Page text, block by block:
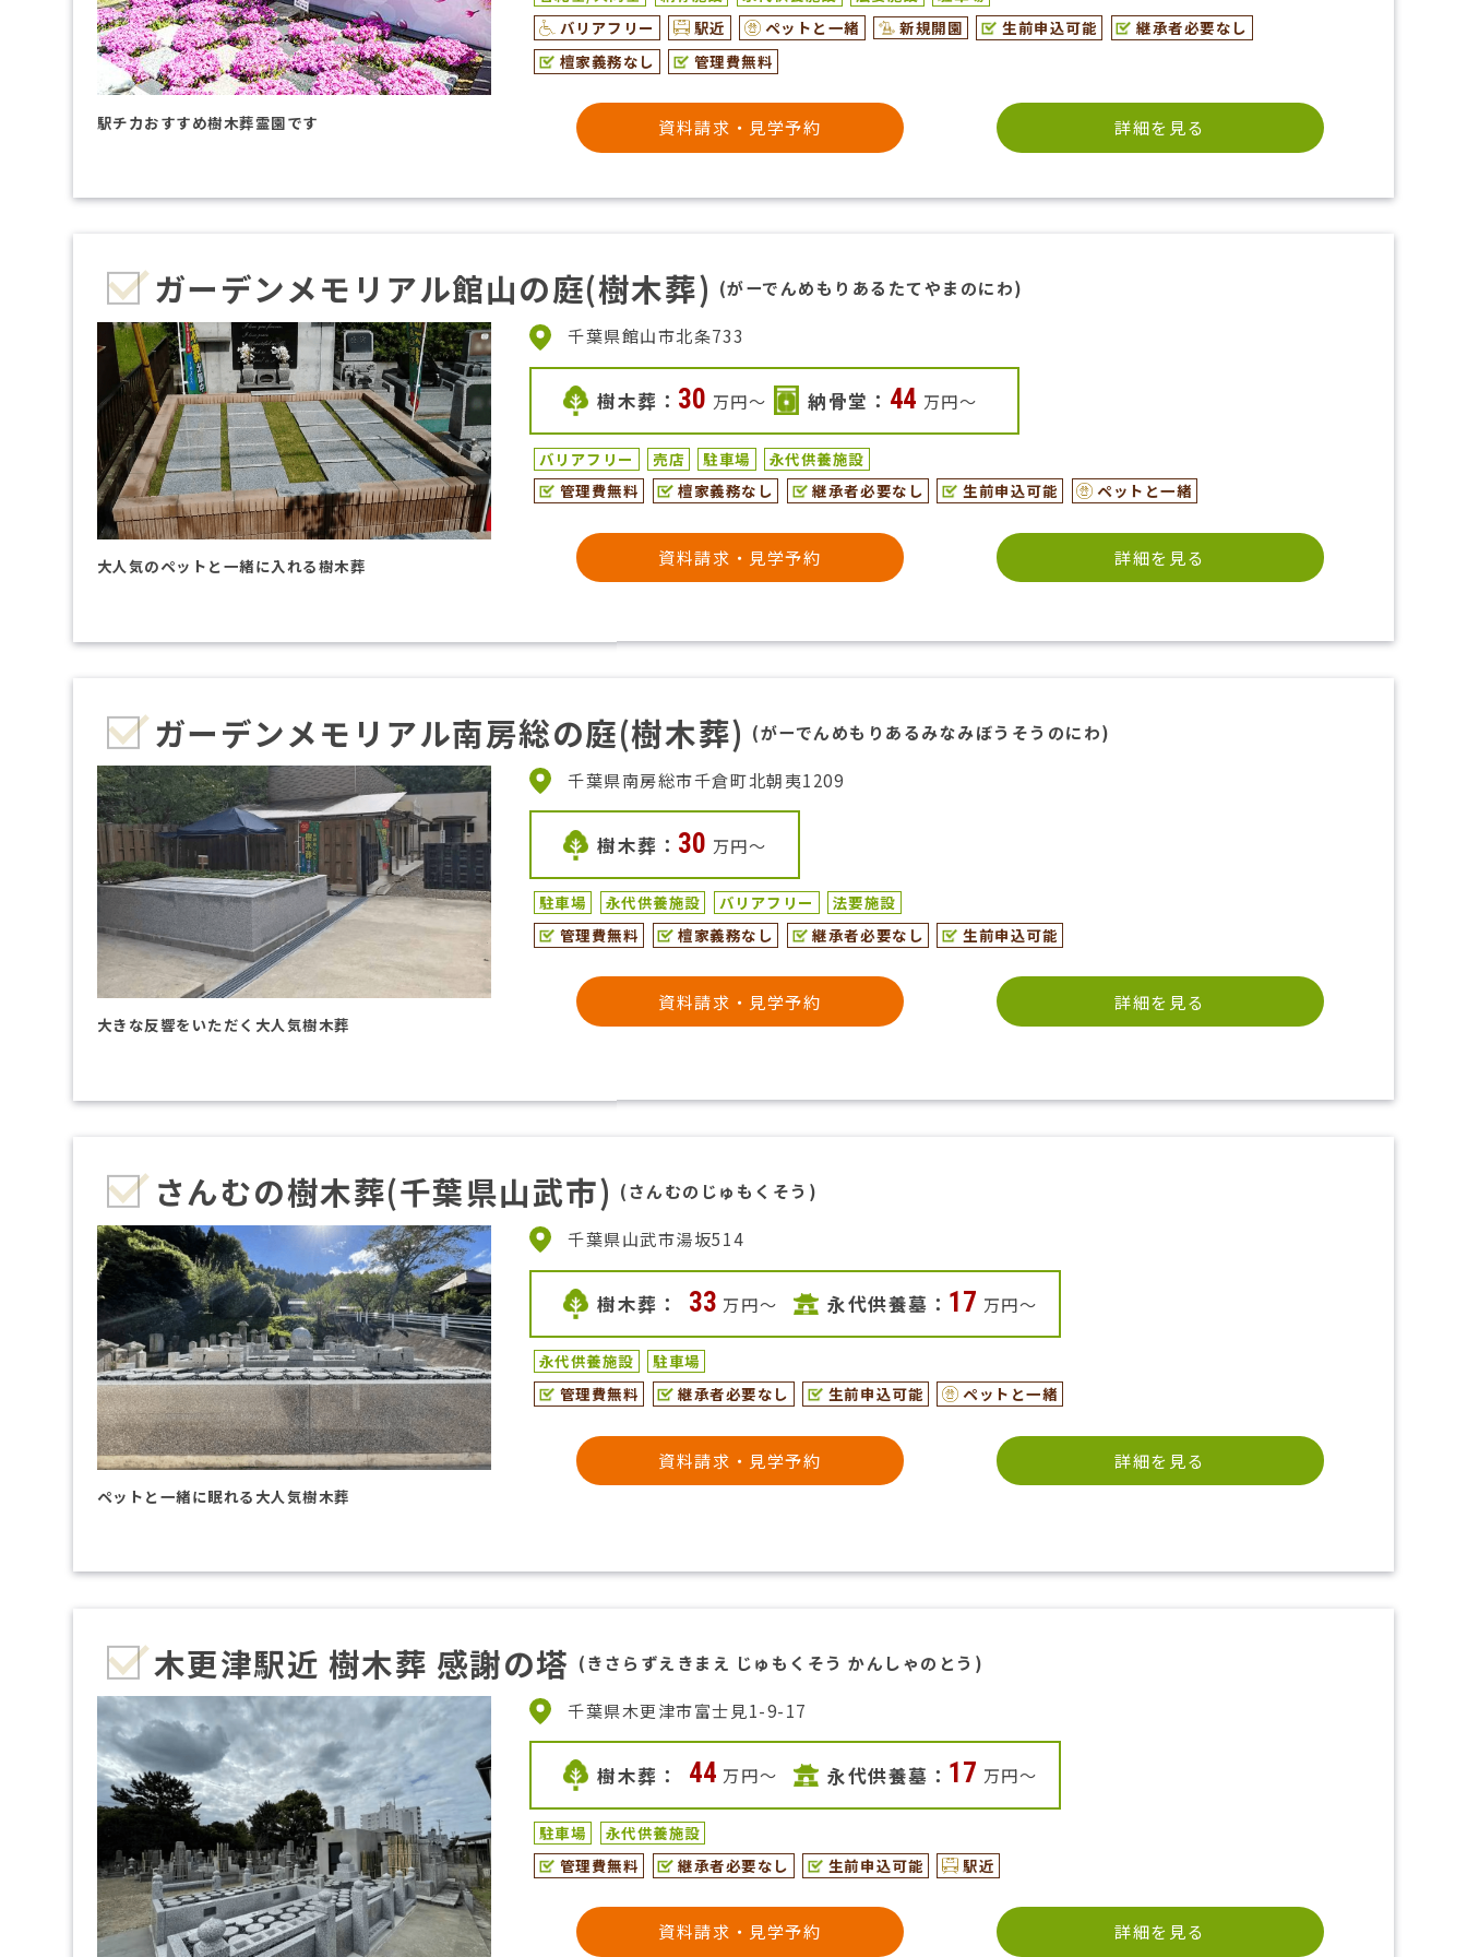
駅チカおすすめ樹木葬霊園です
バリアフリー
駅近 ペットと一緒 新規開園 生前申込可能
継承者必要なし
檀家義務なし
管理費無料
資料請求・見学予約 詳細を見る
ガーデンメモリアル館山の庭(樹木葬) (がーでんめもりあるたてやまのにわ)
大人気のペットと一緒に入れる樹木葬
千葉県館山市北条733
樹木葬： 30 万円〜 納骨堂： 44 万円〜
バリアフリー 売店 駐車場
永代供養施設
管理費無料
檀家義務なし 継承者必要なし 生前申込可能 ペットと一緒
資料請求・見学予約 詳細を見る
ガーデンメモリアル南房総の庭(樹木葬) (がーでんめもりあるみなみぼうそうのにわ)
大きな反響をいただく大人気樹木葬
千葉県南房総市千倉町北朝夷1209
樹木葬： 30 万円〜
駐車場 永代供養施設 バリアフリー
法要施設
管理費無料
檀家義務なし 継承者必要なし 生前申込可能
資料請求・見学予約 詳細を見る
さんむの樹木葬(千葉県山武市) (さんむのじゅもくそう)
ペットと一緒に眠れる大人気樹木葬
千葉県山武市湯坂514
樹木葬： 33 万円〜 永代供養墓： 17 万円〜
永代供養施設
駐車場
管理費無料
継承者必要なし 生前申込可能 ペットと一緒
資料請求・見学予約 詳細を見る
木更津駅近 樹木葬 感謝の塔 (きさらずえきまえ じゅもくそう かんしゃのとう)
千葉県木更津市富士見1-9-17
樹木葬： 44 万円〜 永代供養墓： 17 万円〜
駐車場
永代供養施設
管理費無料
継承者必要なし 生前申込可能 駅近
資料請求・見学予約 詳細を見る